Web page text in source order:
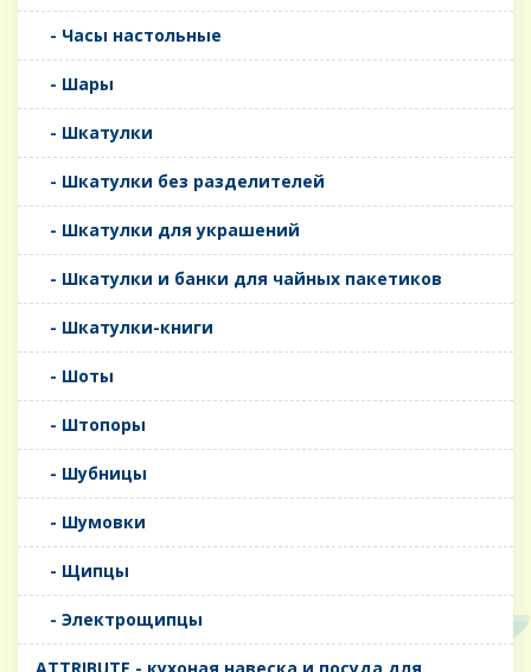
- Часы настольные
- Шары
- Шкатулки
- Шкатулки без разделителей
- Шкатулки для украшений
- Шкатулки и банки для чайных пакетиков
- Шкатулки-книги
- Шоты
- Штопоры
- Шубницы
- Шумовки
- Щипцы
- Электрощипцы